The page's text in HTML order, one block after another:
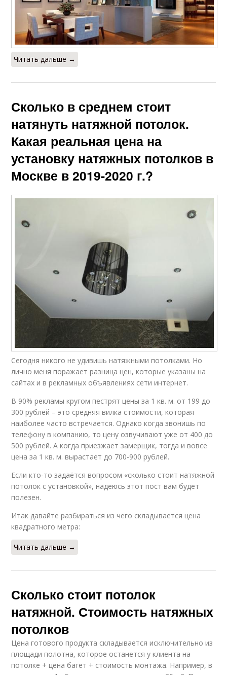
Читать дальше →
Сколько в среднем стоит
натянуть натяжной потолок.
Какая реальная цена на
установку натяжных потолков в
Москве в 2019-2020 г.?
Сегодня никого не удивишь натяжными потолками. Но
лично меня поражает разница цен, которые указаны на
сайтах и в рекламных объявлениях сети интернет.
В 90% рекламы кругом пестрят цены за 1 кв. м. от 199 до
300 рублей – это средняя вилка стоимости, которая
наиболее часто встречается. Однако когда звонишь по
телефону в компанию, то цену озвучивают уже от 400 до
500 рублей. А когда приезжает замерщик, тогда и вовсе
цена за 1 кв. м. вырастает до 700-900 рублей.
Если кто-то задаётся вопросом «сколько стоит натяжной
потолок с установкой», надеюсь этот пост вам будет
полезен.
Итак давайте разбираться из чего складывается цена
квадратного метра:
Читать дальше →
Сколько стоит потолок
натяжной. Стоимость натяжных
потолков
Цена готового продукта складывается исключительно из
площади полотна, которое останется у клиента на
потолке + цена багет + стоимость монтажа. Например, в